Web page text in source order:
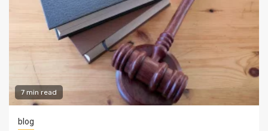
7 min read
blog